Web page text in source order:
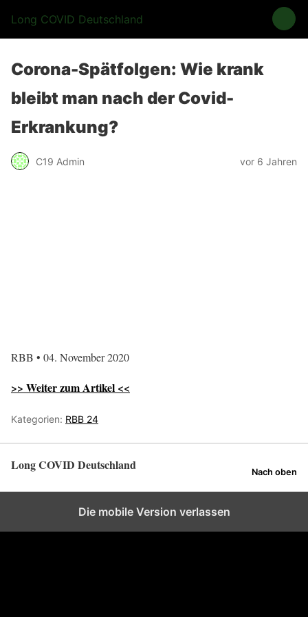
Long COVID Deutschland
Corona-Spätfolgen: Wie krank
bleibt man nach der Covid-
Erkrankung?
C19 Admin vor 6 Jahren
RBB • 04. November 2020
>> Weiter zum Artikel <<
Kategorien: RBB 24
Long COVID Deutschland Nach oben
Die mobile Version verlassen